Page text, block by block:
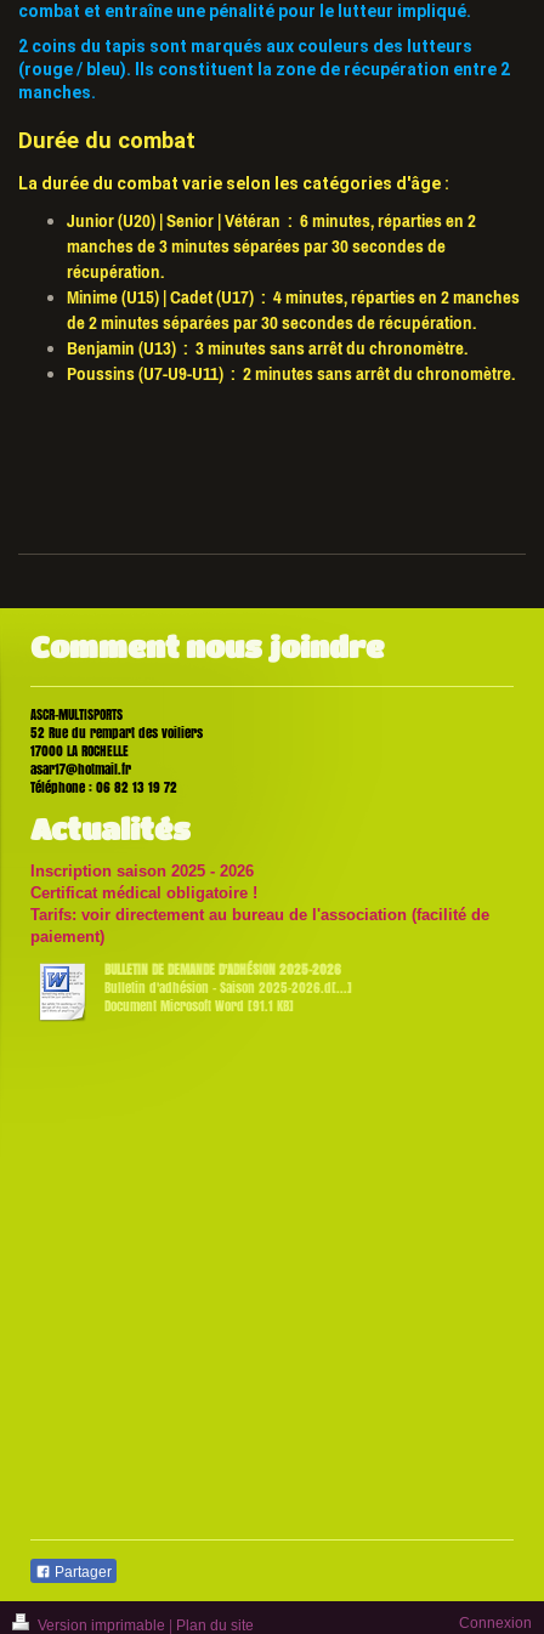
combat et entraîne une pénalité pour le lutteur impliqué.
2 coins du tapis sont marqués aux couleurs des lutteurs
(rouge / bleu). Ils constituent la zone de récupération entre 2
manches.
Durée du combat
La durée du combat varie selon les catégories d'âge :
Junior (U20) | Senior | Vétéran : 6 minutes, réparties en 2
manches de 3 minutes séparées par 30 secondes de
récupération.
Minime (U15) | Cadet (U17) : 4 minutes, réparties en 2 manches
de 2 minutes séparées par 30 secondes de récupération.
Benjamin (U13) : 3 minutes sans arrêt du chronomètre.
Poussins (U7-U9-U11) : 2 minutes sans arrêt du chronomètre.
Comment nous joindre
ASCR-MULTISPORTS
52Rue du rempart des voiliers
17000LA ROCHELLE
asar17@hotmail.fr
Téléphone : 06 82 13 19 72
Actualités
Inscription saison 2025 - 2026
Certificat médical obligatoire !
Tarifs: voir directement au bureau de l'association (facilité de
paiement)
BULLETIN DE DEMANDE D'ADHÉSION 2025-2026
Bulletin d'adhésion - Saison 2025-2026.d[...]
Document Microsoft Word [91.1 KB]
Partager
Version imprimable Plan du site Connexion